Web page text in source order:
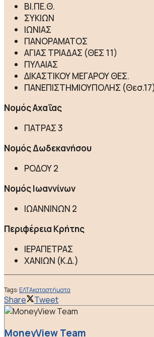
ΒΙ.ΠΕ.Θ.
ΣΥΚΙΩΝ
ΙΩΝΙΑΣ
ΠΑΝΟΡΑΜΑΤΟΣ
ΑΓΙΑΣ ΤΡΙΑΔΑΣ (ΘΕΣ 11)
ΠΥΛΑΙΑΣ
ΔΙΚΑΣΤΙΚΟΥ ΜΕΓΑΡΟΥ ΘΕΣ.
ΠΑΝΕΠΙΣΤΗΜΙΟΥΠΟΛΗΣ (Θεσ.17)
Νομός Αχαΐας
ΠΑΤΡΑΣ 3
Νομός Δωδεκανήσου
ΡΟΔΟΥ 2
Νομός Ιωαννίνων
ΙΩΑΝΝΙΝΩΝ 2
Περιφέρεια Κρήτης
ΙΕΡΑΠΕΤΡΑΣ
ΧΑΝΙΩΝ (Κ.Δ.)
Tags: ΕΛΤΑκαταστήματα
Share Tweet
MoneyView Team